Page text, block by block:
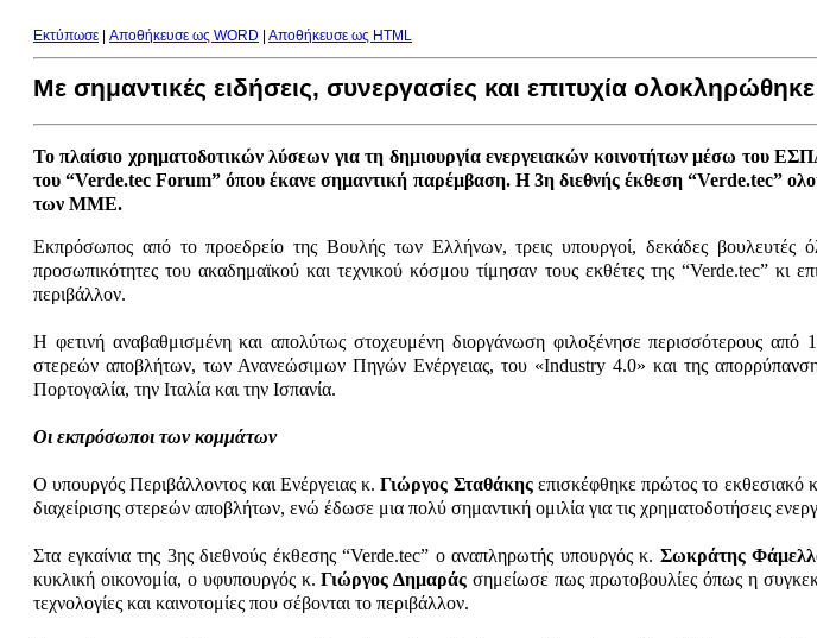
Εκτύπωσε Aποθήκευσε ως WORD Aποθήκευσε ως HTML
Με σημαντικές ειδήσεις, συνεργασίες και επιτυχία
Το πλαίσιο χρηματοδοτικών λύσεων για τη δημιουργία ενεργειακών κοινοτήτων μέσω του
του “Verde.tec Forum” όπου έκανε σημαντική παρέμβαση. Η 3η διεθνής έκθεση “Verde.tec”
των ΜΜΕ.
Εκπρόσωπος από το προεδρείο της Βουλής των Ελλήνων, τρεις υπουργοί, δεκάδες
προσωπικότητες του ακαδημαϊκού και τεχνικού κόσμου τίμησαν τους εκθέτες της “Verde.tec” κι
περιβάλλον.
Η φετινή αναβαθμισμένη και απολύτως στοχευμένη διοργάνωση φιλοξένησε περισσότερους από
στερεών αποβλήτων, των Ανανεώσιμων Πηγών Ενέργειας, του «Industry 4.0» και της
Πορτογαλία, την Ιταλία και την Ισπανία.
Οι εκπρόσωποι των κομμάτων
Ο υπουργός Περιβάλλοντος και Ενέργειας κ.Γιώργος Σταθάκηςεπισκέφθηκε πρώτος το εκθεσιακό
διαχείρισης στερεών αποβλήτων, ενώ έδωσε μια πολύ σημαντική ομιλία για τις χρηματοδοτήσεις
Στα εγκαίνια της 3ης διεθνούς έκθεσης “Verde.tec” ο αναπληρωτής υπουργός κ. Σωκράτης
κυκλική οικονομία, ο υφυπουργός κ.Γιώργος Δημαράς σημείωσε πως πρωτοβουλίες όπως η
τεχνολογίες και καινοτομίες που σέβονται το περιβάλλον.